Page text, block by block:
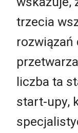
trzecia
liczba ta
start-upy,